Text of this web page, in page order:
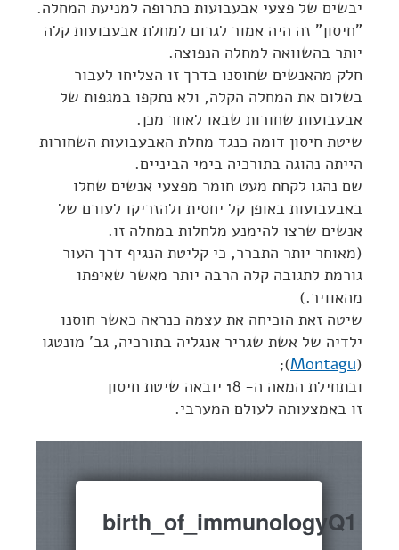
יבשים של פצעי אבעבועות כתרופה למניעת המחלה.
"חיסון" זה היה אמור לגרום למחלת אבעבועות קלה
יותר בהשוואה למחלה הנפוצה.
חלק מהאנשים שחוסנו בדרך זו הצליחו לעבור
בשלום את המחלה הקלה, ולא נתקפו במגפות של
אבעבועות שחורות שבאו לאחר מכן.
שיטת חיסון דומה כנגד מחלת האבעבועות השחורות
הייתה נהוגה בתורכיה בימי הביניים.
שם נהגו לקחת מעט חומר מפצעי אנשים שחלו
באבעבועות באופן קל יחסית ולהזריקו לעורם של
אנשים שרצו להימנע מלחלות במחלה זו.
(מאוחר יותר התברר, כי קליטת הנגיף דרך העור
גורמת לתגובה קלה הרבה יותר מאשר שאיפתו
מהאוויר.)
שיטה זאת הוכיחה את עצמה כנראה כאשר חוסנו
ילדיה של אשת שגריר אנגליה בתורכיה, גב' מונטגו
(
Montagu
);
ובתחילת המאה ה- 18 יובאה שיטת חיסון
זו באמצעותה לעולם המערבי.